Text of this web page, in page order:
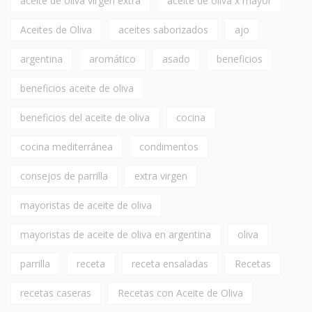
Aceites de Oliva aceites saborizados ajo
argentina aromático asado beneficios
beneficios aceite de oliva
beneficios del aceite de oliva cocina
cocina mediterránea condimentos
consejos de parrilla extra virgen
mayoristas de aceite de oliva
mayoristas de aceite de oliva en argentina oliva
parrilla receta receta ensaladas Recetas
recetas caseras Recetas con Aceite de Oliva